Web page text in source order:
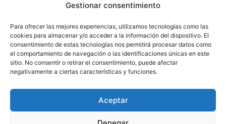
Gestionar consentimiento
Para ofrecer las mejores experiencias, utilizamos tecnologías como las
cookies para almacenar y/o acceder a la información del dispositivo. El
consentimiento de estas tecnologías nos permitirá procesar datos como
el comportamiento de navegación o las identificaciones únicas en este
sitio. No consentir o retirar el consentimiento, puede afectar
negativamente a ciertas características y funciones.
Aceptar
Centro/Txoko: Particular de Ategorrieta 3, Gros
20013 Donostia – Gipuzkoa
Tel.: (+34) 943 058 694 / 627 014 791
Email: info@fundacionwhynot.org
Privacy Policy
Cookie Policy